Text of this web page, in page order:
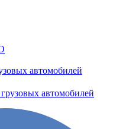
автомобилей
автомобилей